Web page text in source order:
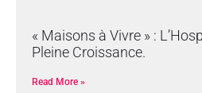
« Maisons à Vivre » :
Pleine Croissance.
Read More »